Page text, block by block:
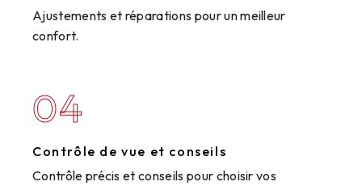
Ajustements et réparations pour un meilleur
confort.
04
Contrôle de vue et conseils
Contrôle précis et conseils pour choisir vos